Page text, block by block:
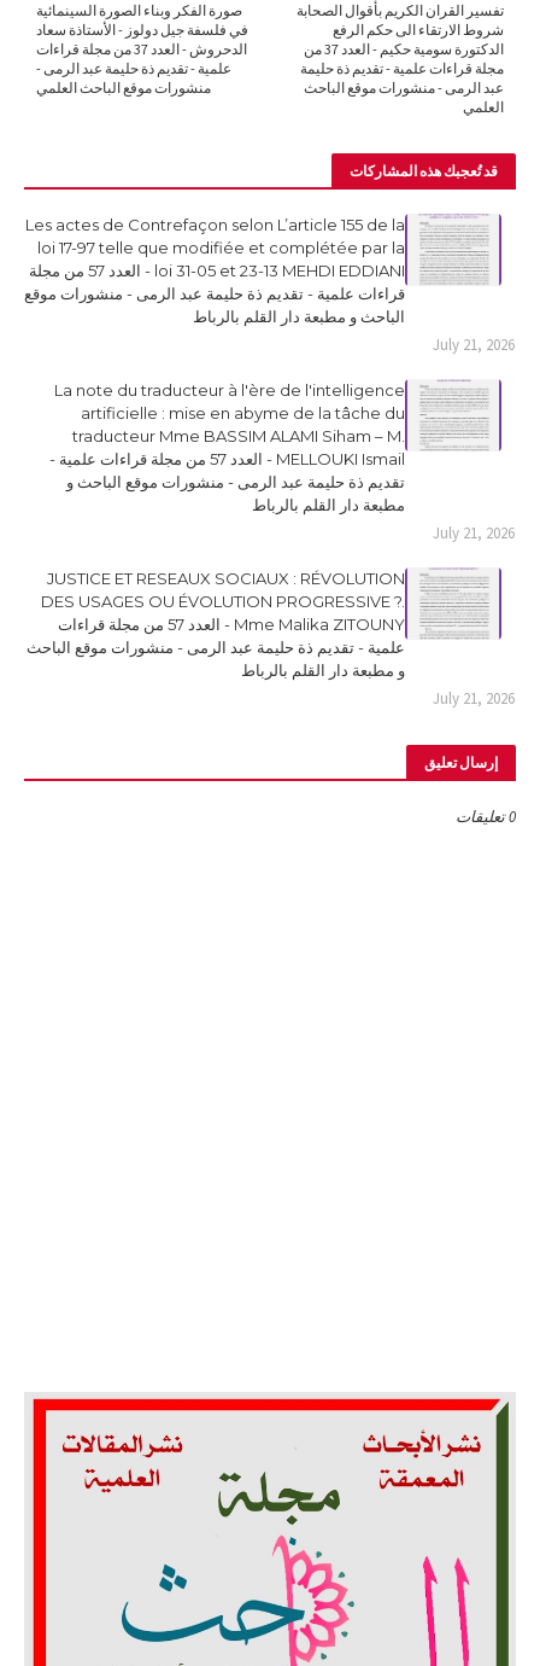
صورة الفكر وبناء الصورة السينمائية
في فلسفة جيل دولوز - الأستاذة سعاد
الدحروش - العدد 37 من مجلة قراءات
علمية - تقديم ذة حليمة عبد الرمى -
منشورات موقع الباحث العلمي
تفسير القران الكريم بأقوال الصحابة
شروط الارتقاء الى حكم الرفع
الدكتورة سومية حكيم - العدد 37 من
مجلة قراءات علمية - تقديم ذة حليمة
عبد الرمى - منشورات موقع الباحث
العلمي
قد تُعجبك هذه المشاركات
Les actes de Contrefaçon selon L’article 155 de la
loi 17-97 telle que modifiée et complétée par la
loi 31-05 et 23-13 MEHDI EDDIANI - العدد 57 من مجلة
قراءات علمية - تقديم ذة حليمة عبد الرمى - منشورات موقع
الباحث و مطبعة دار القلم بالرباط
July 21, 2026
La note du traducteur à l'ère de l'intelligence
artificielle : mise en abyme de la tâche du
traducteur Mme BASSIM ALAMI Siham – M.
MELLOUKI Ismail - العدد 57 من مجلة قراءات علمية -
تقديم ذة حليمة عبد الرمى - منشورات موقع الباحث و
مطبعة دار القلم بالرباط
July 21, 2026
JUSTICE ET RESEAUX SOCIAUX : RÉVOLUTION
DES USAGES OU ÉVOLUTION PROGRESSIVE ?.
Mme Malika ZITOUNY - العدد 57 من مجلة قراءات
علمية - تقديم ذة حليمة عبد الرمى - منشورات موقع الباحث
و مطبعة دار القلم بالرباط
July 21, 2026
إرسال تعليق
0 تعليقات